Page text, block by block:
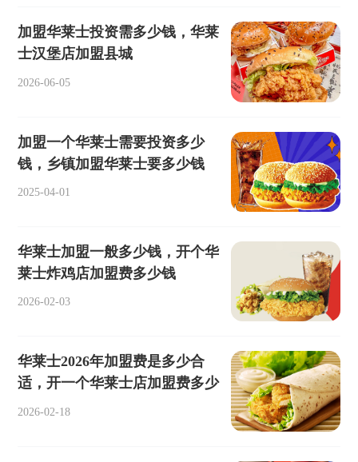
加盟华莱士投资需多少钱，华莱
士汉堡店加盟县城
2026-06-05
加盟一个华莱士需要投资多少
钱，乡镇加盟华莱士要多少钱
2025-04-01
华莱士加盟一般多少钱，开个华
莱士炸鸡店加盟费多少钱
2026-02-03
华莱士2026年加盟费是多少合
适，开一个华莱士店加盟费多少
2026-02-18